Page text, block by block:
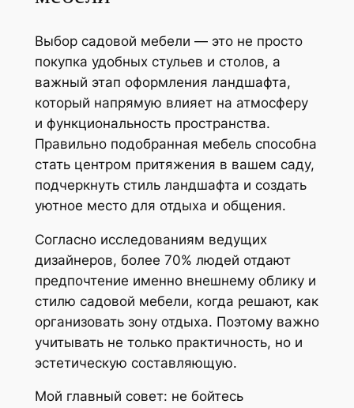
Выбор садовой мебели — это не просто
покупка удобных стульев и столов, а
важный этап оформления ландшафта,
который напрямую влияет на атмосферу
и функциональность пространства.
Правильно подобранная мебель способна
стать центром притяжения в вашем саду,
подчеркнуть стиль ландшафта и создать
уютное место для отдыха и общения.
Согласно исследованиям ведущих
дизайнеров, более 70% людей отдают
предпочтение именно внешнему облику и
стилю садовой мебели, когда решают, как
организовать зону отдыха. Поэтому важно
учитывать не только практичность, но и
эстетическую составляющую.
Мой главный совет: не бойтесь